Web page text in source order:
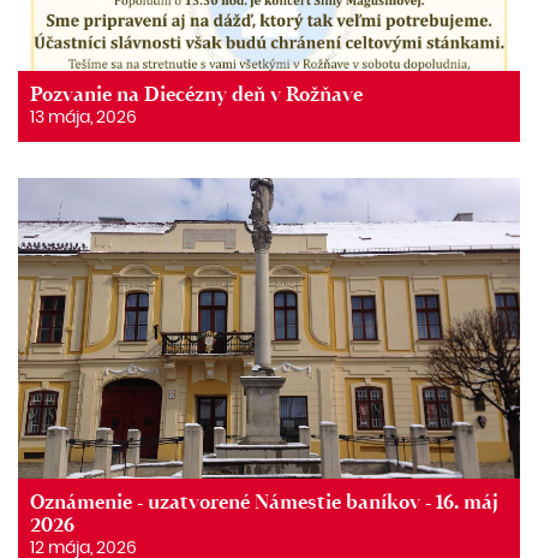
Pozvanie na Diecézny deň v Rožňave
13 mája, 2026
Oznámenie - uzatvorené Námestie baníkov - 16. máj
2026
12 mája, 2026